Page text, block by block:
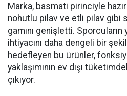
Marka, basmati pirinciyle
nohutlu pilav ve etli pilav gibi
gamını genişletti.
ihtiyacını daha dengeli bir
hedefleyen bu ürünler,
yaklaşımının ev dışı
çıkıyor.